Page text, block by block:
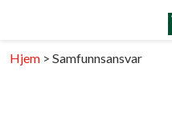
Hjem >Samfunnsansvar